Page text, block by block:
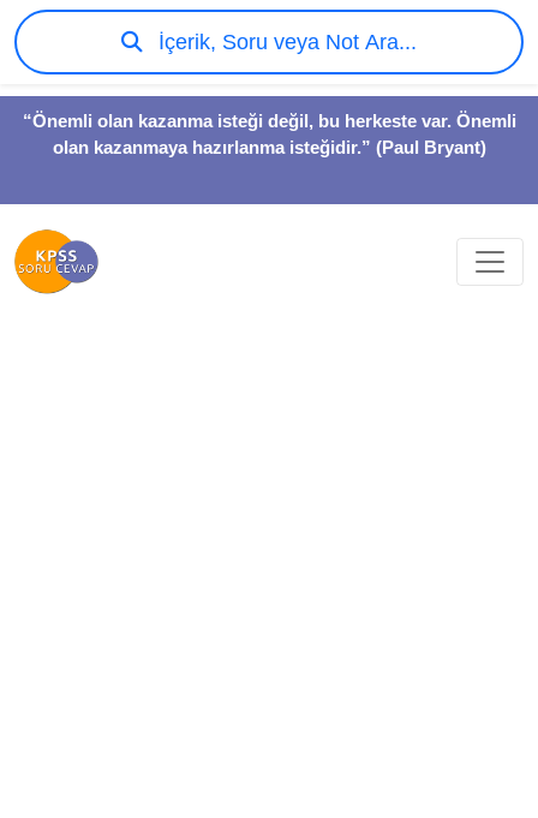
“Önemli olan kazanma isteği değil, bu herkeste var. Önemli
olan kazanmaya hazırlanma isteğidir.” (Paul Bryant)
İçerik, Soru veya Not Ara...